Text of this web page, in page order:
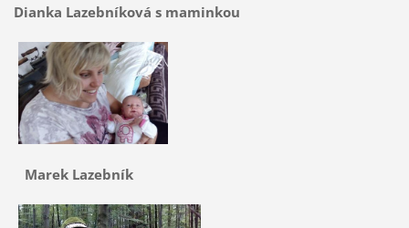
Dianka Lazebníková s maminkou
Marek Lazebník